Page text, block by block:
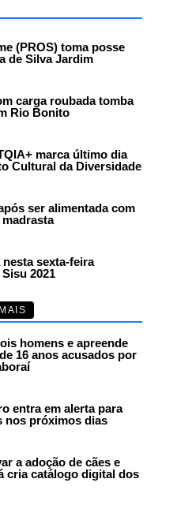
(PROS) toma posse
de Silva Jardim
carga roubada tomba
Rio Bonito
marca último dia
Cultural da Diversidade
ser alimentada com
sexta-feira
2021
homens e apreende
16 anos acusados por
entra em alerta para
nos próximos dias
a adoção de cães e
cria catálogo digital dos